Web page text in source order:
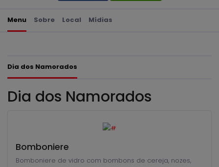
Menu Sobre Local Mídias
Dia dos Namorados
Dia dos Namorados
Bomboniere
Bomboniere de vidro com bombons de cereja, nozes,